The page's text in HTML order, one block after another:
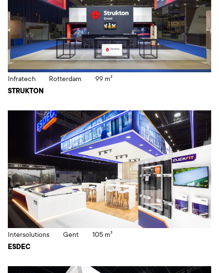
STRUKTON
Infratech Rotterdam 99 m²
ESDEC
Intersolutions Gent 105 m²